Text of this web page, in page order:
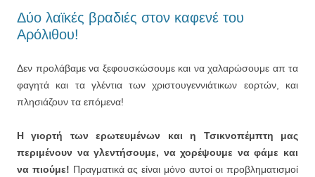
Δύο λαϊκές βραδιές στον καφενέ του
Αρόλιθου!
Δεν προλάβαμε να ξεφουσκώσουμε και να χαλαρώσουμε απ τα
φαγητά και τα γλέντια των χριστουγεννιάτικων εορτών, και
πλησιάζουν τα επόμενα!
Η γιορτή των ερωτευμένων και η Τσικνοπέμπτη μας
περιμένουν να γλεντήσουμε, να χορέψουμε να φάμε και
να πιούμε! Πραγματικά ας είναι μόνο αυτοί οι προβληματισμοί